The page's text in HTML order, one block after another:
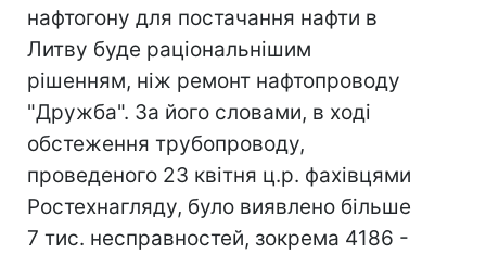
нафтогону для постачання нафти в
Литву буде раціональнішим
рішенням, ніж ремонт нафтопроводу
"Дружба". За його словами, в ході
обстеження трубопроводу,
проведеного 23 квітня ц.р. фахівцями
Ростехнагляду, було виявлено більше
7 тис. несправностей, зокрема 4186 -